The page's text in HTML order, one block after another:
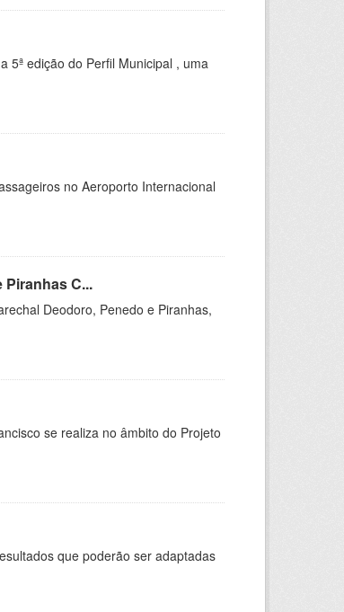
5ª edição do Perfil Municipal , uma
no Aeroporto Internacional
C...
Deodoro, Penedo e Piranhas,
se realiza no âmbito do Projeto
que poderão ser adaptadas